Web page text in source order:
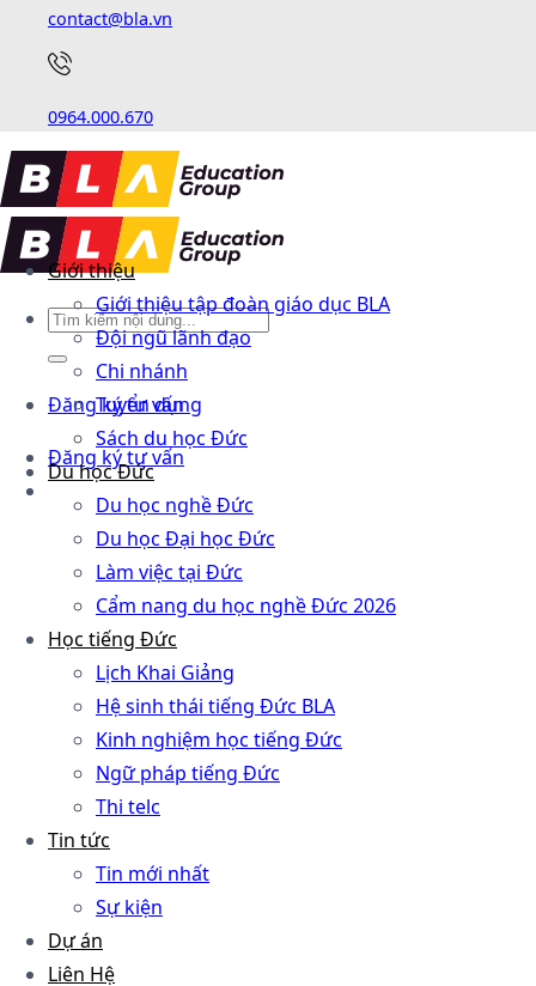
contact@bla.vn
0964.000.670
Đăng ký tư vấn
Đăng ký tư vấn
Giới thiệu
Giới thiệu tập đoàn giáo dục BLA
Đội ngũ lãnh đạo
Chi nhánh
Tuyển dụng
Sách du học Đức
Du học Đức
Du học nghề Đức
Du học Đại học Đức
Làm việc tại Đức
Cẩm nang du học nghề Đức 2026
Học tiếng Đức
Lịch Khai Giảng
Hệ sinh thái tiếng Đức BLA
Kinh nghiệm học tiếng Đức
Ngữ pháp tiếng Đức
Thi telc
Tin tức
Tin mới nhất
Sự kiện
Dự án
Liên Hệ